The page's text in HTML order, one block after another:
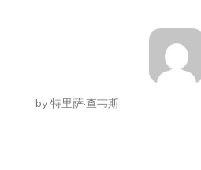
by 特里萨·查韦斯